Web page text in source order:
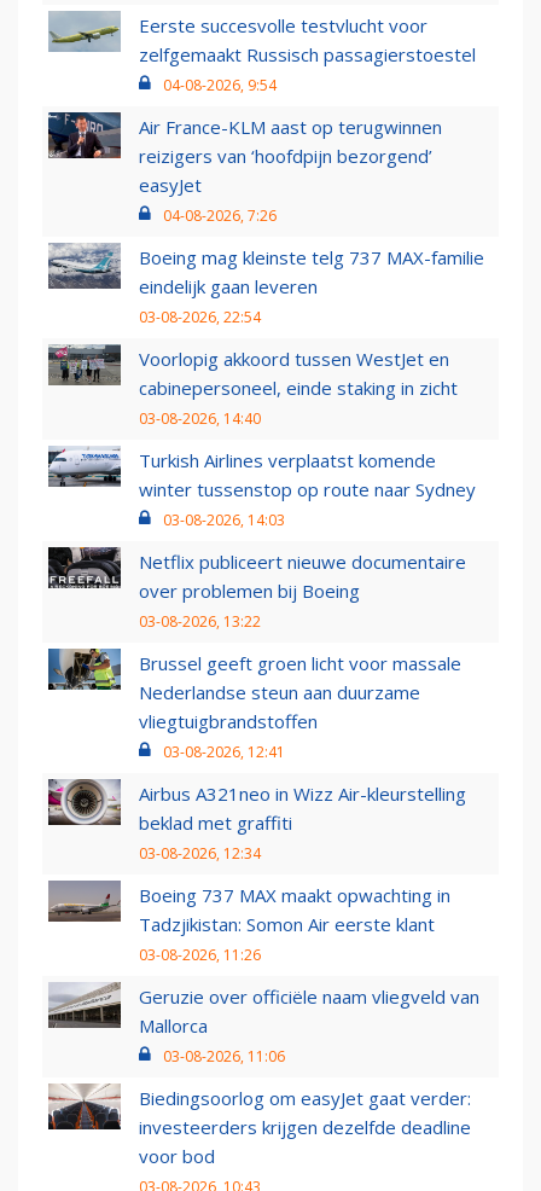
Eerste succesvolle testvlucht voor
zelfgemaakt Russisch passagierstoestel
04-08-2026, 9:54
Air France-KLM aast op terugwinnen
reizigers van ‘hoofdpijn bezorgend’
easyJet
04-08-2026, 7:26
Boeing mag kleinste telg 737 MAX-familie
eindelijk gaan leveren
03-08-2026, 22:54
Voorlopig akkoord tussen WestJet en
cabinepersoneel, einde staking in zicht
03-08-2026, 14:40
Turkish Airlines verplaatst komende
winter tussenstop op route naar Sydney
03-08-2026, 14:03
Netflix publiceert nieuwe documentaire
over problemen bij Boeing
03-08-2026, 13:22
Brussel geeft groen licht voor massale
Nederlandse steun aan duurzame
vliegtuigbrandstoffen
03-08-2026, 12:41
Airbus A321neo in Wizz Air-kleurstelling
beklad met graffiti
03-08-2026, 12:34
Boeing 737 MAX maakt opwachting in
Tadzjikistan: Somon Air eerste klant
03-08-2026, 11:26
Geruzie over officiële naam vliegveld van
Mallorca
03-08-2026, 11:06
Biedingsoorlog om easyJet gaat verder:
investeerders krijgen dezelfde deadline
voor bod
03-08-2026, 10:43